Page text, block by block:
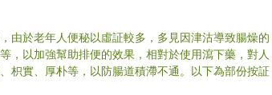
由於老年人便秘以虛証較多，多見因津沽導致腸燥的
，以加強幫助排便的效果，相對於使用瀉下藥，對人
枳實、厚朴等，以防腸道積滯不通。以下為部份按証